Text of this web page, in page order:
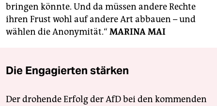
bringen könnte. Und da müssen andere Rechte
ihren Frust wohl auf andere Art abbauen – und
wählen die Anonymität.“ MARINA MAI
Die Engagierten stärken
Der drohende Erfolg der AfD bei den kommenden